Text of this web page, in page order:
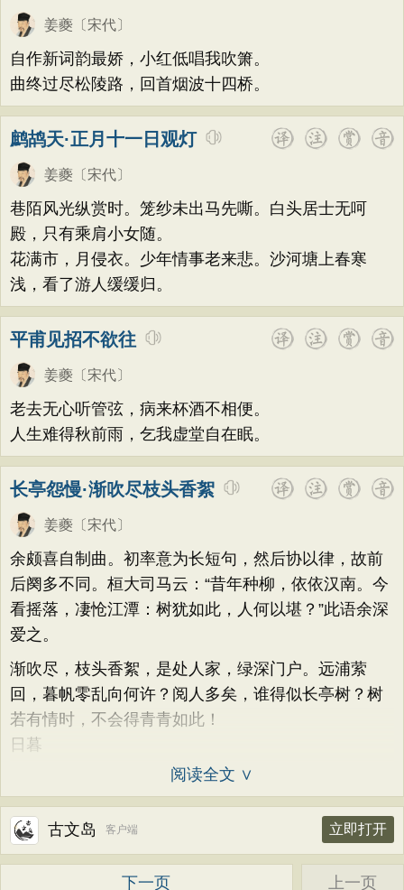
姜夔 〔宋代〕
自作新词韵最娇，小红低唱我吹箫。
曲终过尽松陵路，回首烟波十四桥。
鹧鸪天·正月十一日观灯
姜夔 〔宋代〕
巷陌风光纵赏时。笼纱未出马先嘶。白头居士无呵
殿，只有乘肩小女随。
花满市，月侵衣。少年情事老来悲。沙河塘上春寒
浅，看了游人缓缓归。
平甫见招不欲往
姜夔 〔宋代〕
老去无心听管弦，病来杯酒不相便。
人生难得秋前雨，乞我虚堂自在眠。
长亭怨慢·渐吹尽枝头香絮
姜夔 〔宋代〕
余颇喜自制曲。初率意为长短句，然后协以律，故前
后阕多不同。桓大司马云：“昔年种柳，依依汉南。今
看摇落，凄怆江潭：树犹如此，人何以堪？”此语余深
爱之。
渐吹尽，枝头香絮，是处人家，绿深门户。远浦萦
回，暮帆零乱向何许？阅人多矣，谁得似长亭树？树
若有情时，不会得青青如此！
日暮
阅读全文 ∨
古文岛 客户端 立即打开
下一页 上一页